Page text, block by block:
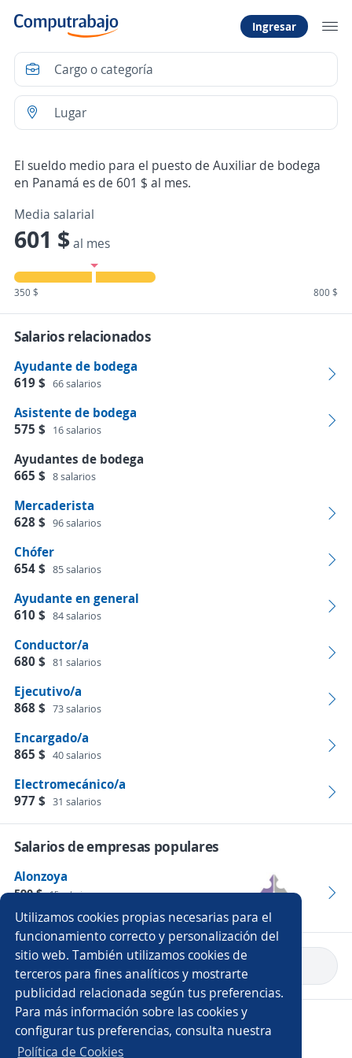
Utilizamos cookies propias necesarias para el
funcionamiento correcto y personalización del
sitio web. También utilizamos cookies de
terceros para fines analíticos y mostrarte
publicidad relacionada según tus preferencias.
Para más información sobre las cookies y
configurar tus preferencias, consulta nuestra
Política de Cookies
Ingresar
El sueldo medio para el puesto de Auxiliar de bodega
en Panamá es de 601 $ al mes.
Media salarial
601 $al mes
350 $ 800 $
Salarios relacionados
Ayudante de bodega
619 $ 66 salarios
Asistente de bodega
575 $
16 salarios
Ayudantes de bodega
665 $ 8 salarios
Mercaderista
628 $ 96 salarios
Chófer
654 $ 85 salarios
Ayudante en general
610 $ 84 salarios
Conductor/a
680 $ 81 salarios
Ejecutivo/a
868 $ 73 salarios
Encargado/a
865 $ 40 salarios
Electromecánico/a
977 $ 31 salarios
Salarios de empresas populares
Alonzoya
590 $ 15 salarios
Empleos
Volver a inicio
Copyright 2014 - 2026 DGNET LTD.
Aviso legal / Privacidad